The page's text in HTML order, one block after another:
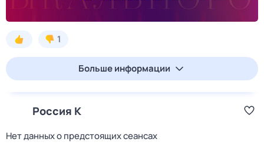
1
Больше информации
Россия К
Нет данных о предстоящих сеансах